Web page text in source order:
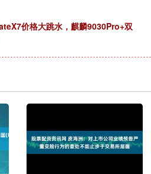
价格大跳水，麒麟9030Pro+双